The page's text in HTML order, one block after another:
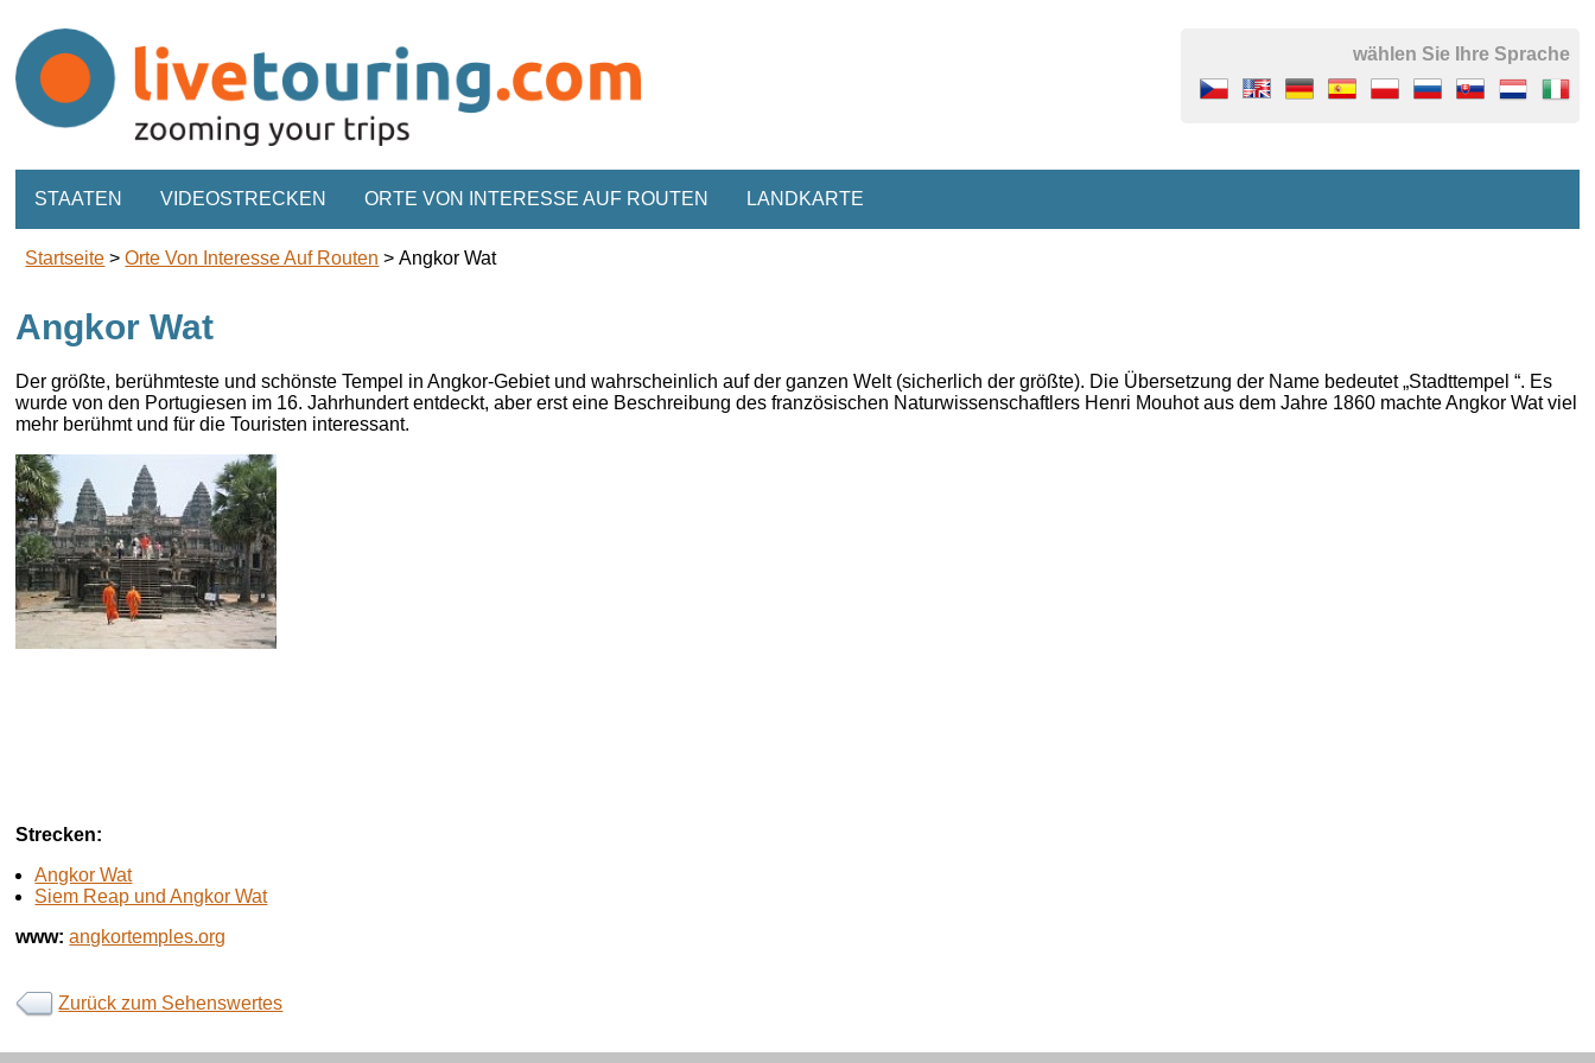
wählen Sie Ihre Sprache
STAATEN VIDEOSTRECKEN ORTE VON INTERESSE AUF ROUTEN LANDKARTE
Startseite >Orte Von Interesse Auf Routen >Angkor Wat
Angkor Wat
Der größte, berühmteste und schönste Tempel in Angkor-Gebiet und wahrscheinlichauf der ganzen Welt(sicherlich der größte). Die Übersetzung der Name bedeutet „Stadttempel “. Es
wurde von den Portugiesen im 16. Jahrhundert entdeckt, aber ersteine Beschreibung des französischen Naturwissenschaftlers Henri Mouhot aus dem Jahre 1860 machteAngkor Wat viel
mehr berühmt und für die Touristen interessant.
Strecken:
Angkor Wat
Siem Reap und Angkor Wat
www: angkortemples.org
Zurück zum Sehenswertes